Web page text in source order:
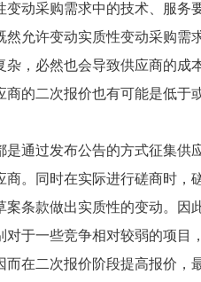
变动采购需求中的技术、服务
然允许变动实质性变动采购需
，必然也会导致供应商的成
商的二次报价也有可能是低于
通过发布公告的方式征集供
商。同时在实际进行磋商时，
案条款做出实质性的变动。因
于一些竞争相对较弱的项目，
在二次报价阶段提高报价，